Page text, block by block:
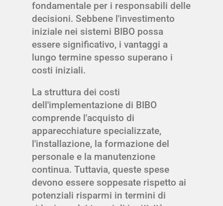
fondamentale per i responsabili delle
decisioni. Sebbene l'investimento
iniziale nei sistemi BIBO possa
essere significativo, i vantaggi a
lungo termine spesso superano i
costi iniziali.
La struttura dei costi
dell'implementazione di BIBO
comprende l'acquisto di
apparecchiature specializzate,
l'installazione, la formazione del
personale e la manutenzione
continua. Tuttavia, queste spese
devono essere soppesate rispetto ai
potenziali risparmi in termini di